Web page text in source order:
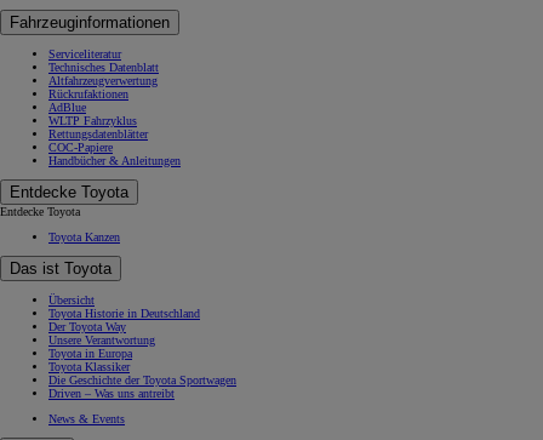
Fahrzeuginformationen
Serviceliteratur
Technisches Datenblatt
Altfahrzeugverwertung
Rückrufaktionen
AdBlue
WLTP Fahrzyklus
Rettungsdatenblätter
COC-Papiere
Handbücher & Anleitungen
Entdecke Toyota
Entdecke Toyota
Toyota Kanzen
Das ist Toyota
Übersicht
Toyota Historie in Deutschland
Der Toyota Way
Unsere Verantwortung
Toyota in Europa
Toyota Klassiker
Die Geschichte der Toyota Sportwagen
Driven – Was uns antreibt
News & Events